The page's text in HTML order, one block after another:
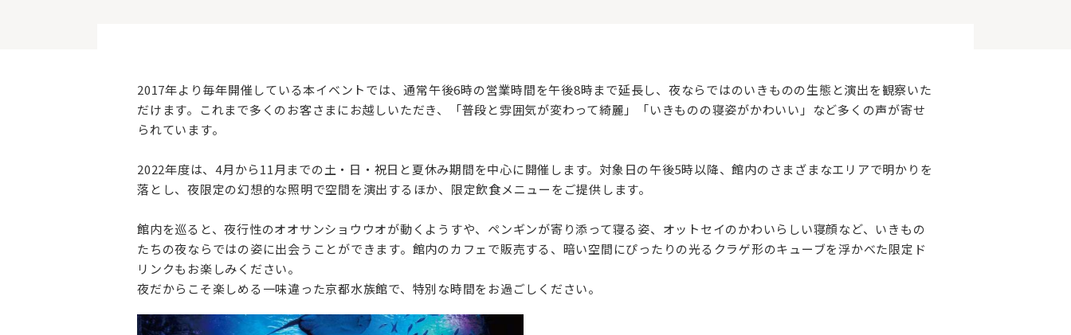
2017年より毎年開催している本イベントでは、通常午後6時の営業時間を午後8時まで延長し、夜ならではのいきものの生態と演出を観察いた
だけます。これまで多くのお客さまにお越しいただき、「普段と雰囲気が変わって綺麗」「いきものの寝姿がかわいい」など多くの声が寄せ
られています。‌
2022年度は、4月から11月までの土・日・祝日と夏休み期間を中心に開催します。対象日の午後5時以降、館内のさまざまなエリアで明かりを
落とし、夜限定の幻想的な照明で空間を演出するほか、限定飲食メニューをご提供します。‌
館内を巡ると、夜行性のオオサンショウウオが動くようすや、ペンギンが寄り添って寝る姿、オットセイのかわいらしい寝顔など、いきもの
たちの夜ならではの姿に出会うことができます。館内のカフェで販売する、暗い空間にぴったりの光るクラゲ形のキューブを浮かべた限定ド
リンクもお楽しみください。‌
夜だからこそ楽しめる一味違った京都水族館で、特別な時間をお過ごしください。‌